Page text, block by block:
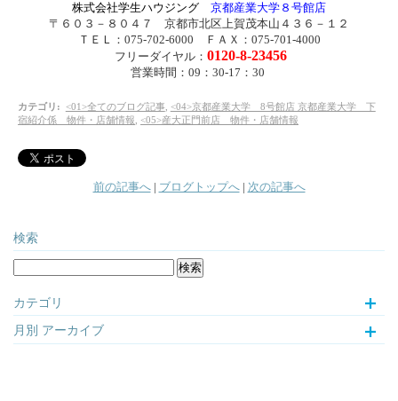
株式会社学生ハウジング 京都産業大学８号館店
〒６０３－８０４７ 京都市北区上賀茂本山４３６－１２
ＴＥＬ：075-702-6000 ＦＡＸ：075-701-4000
フリーダイヤル： 0120-8-23456
営業時間：09：30-17：30
カテゴリ : <01>全てのブログ記事, <04>京都産業大学 8号館店 京都産業大学 下
宿紹介係 物件・店舗情報, <05>産大正門前店 物件・店舗情報
前の記事へ| ブログトップへ| 次の記事へ
検索
カテゴリ
月別 アーカイブ